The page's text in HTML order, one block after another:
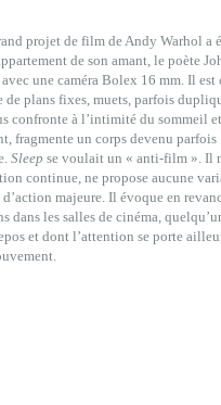
projet de film de Andy Warhol a
de son amant, le poète
une caméra Bolex 16 mm. Il est
de plans fixes, muets, parfois
confronte à l’intimité du sommeil
fragmente un corps devenu parfois
Sleep se voulait un « anti-film ». Il
continue, ne propose aucune
majeure. Il évoque en
dans les salles de cinéma,
et dont l’attention se porte